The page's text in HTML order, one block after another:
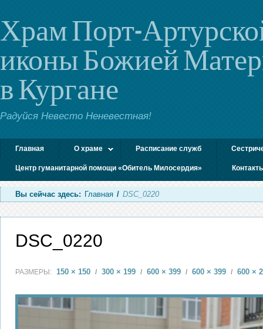
Храм Порт-
иконы Божией
в Кургане
Радуйся Невесто Неневестная!
Главная О храме Расписание служб
Центр гуманитарной помощи «Обитель Милосердия»
Вы сейчас здесь: Главная / DSC_0220
DSC_0220
РАЗМЕРЫ: 150 × 150 / 300 × 199 / 600 × 399 / 600 × 399 / 600 ×